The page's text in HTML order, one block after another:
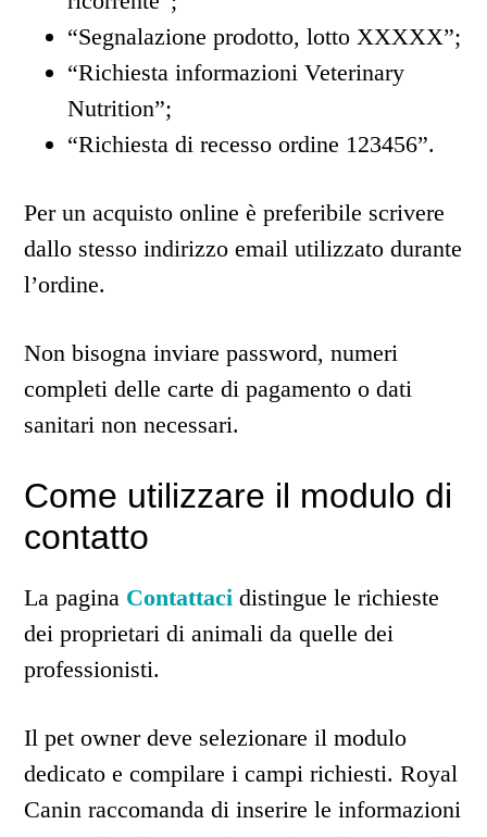
“Segnalazione prodotto, lotto XXXXX”;
“Richiesta informazioni Veterinary
Nutrition”;
“Richiesta di recesso ordine 123456”.
Per un acquisto online è preferibile scrivere
dallo stesso indirizzo email utilizzato durante
l’ordine.
Non bisogna inviare password, numeri
completi delle carte di pagamento o dati
sanitari non necessari.
Come utilizzare il modulo di
contatto
La pagina Contattaci distingue le richieste
dei proprietari di animali da quelle dei
professionisti.
Il pet owner deve selezionare il modulo
dedicato e compilare i campi richiesti. Royal
Canin raccomanda di inserire le informazioni